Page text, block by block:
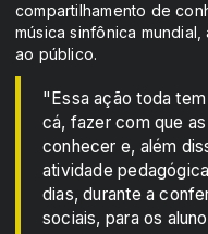
compartilhamento de
música sinfônica
ao público.
"Essa ação toda
cá, fazer com que
conhecer e, além
atividade
dias, durante a
sociais, para os